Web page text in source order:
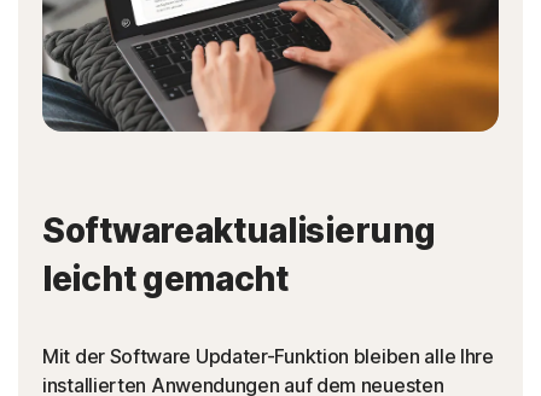
Softwareaktualisierung
leicht gemacht
Mit der Software Updater-Funktion bleiben alle Ihre
installierten Anwendungen auf dem neuesten